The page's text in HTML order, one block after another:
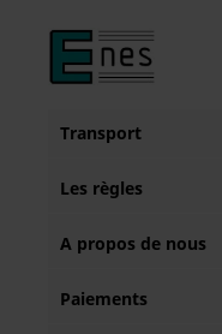
Transport
Les règles
A propos de nous
Paiements